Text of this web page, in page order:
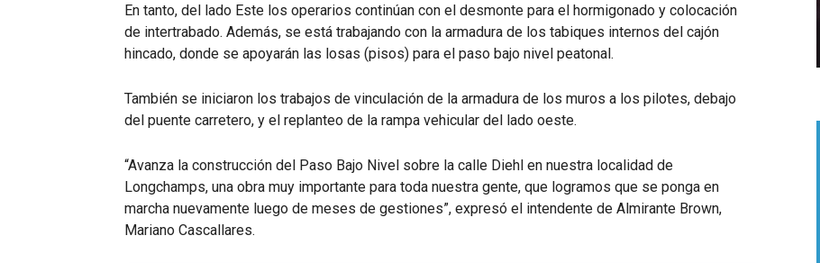
En tanto, del lado Este los operarios continúan con el desmonte para el hormigonado y colocación
de intertrabado. Además, se está trabajando con la armadura de los tabiques internos del cajón
hincado, donde se apoyarán las losas (pisos) para el paso bajo nivel peatonal.
También se iniciaron los trabajos de vinculación de la armadura de los muros a los pilotes, debajo
del puente carretero, y el replanteo de la rampa vehicular del lado oeste.
“Avanza la construcción del Paso Bajo Nivel sobre la calle Diehl en nuestra localidad de
Longchamps, una obra muy importante para toda nuestra gente, que logramos que se ponga en
marcha nuevamente luego de meses de gestiones”, expresó el intendente de Almirante Brown,
Mariano Cascallares.